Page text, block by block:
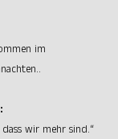
im
wir mehr sind.“